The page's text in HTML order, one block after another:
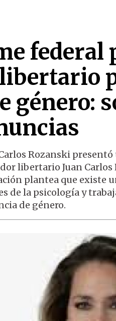
federal
género:
Rozanski
libertario Juan
plantea que existe
de la psicología y
de género.